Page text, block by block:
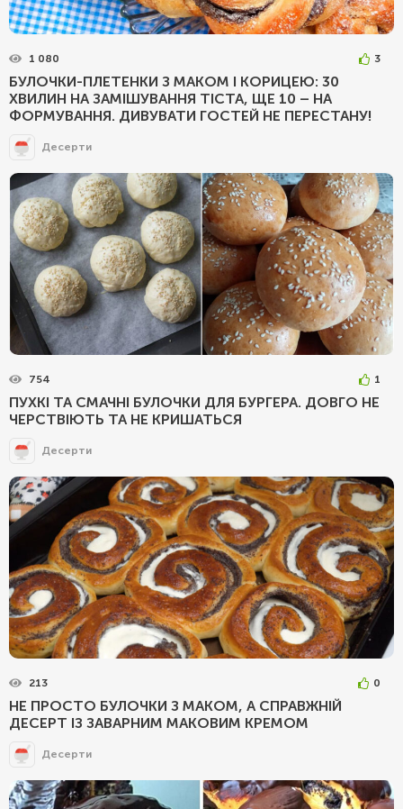
1 080 3
БУЛОЧКИ-ПЛЕТЕНКИ З МАКОМ І КОРИЦЕЮ: 30
ХВИЛИН НА ЗАМІШУВАННЯ ТІСТА, ЩЕ 10 – НА
ФОРМУВАННЯ. ДИВУВАТИ ГОСТЕЙ НЕ ПЕРЕСТАНУ!
Десерти
754 1
ПУХКІ ТА СМАЧНІ БУЛОЧКИ ДЛЯ БУРГЕРА. ДОВГО НЕ
ЧЕРСТВІЮТЬ ТА НЕ КРИШАТЬСЯ
Десерти
213 0
НЕ ПРОСТО БУЛОЧКИ З МАКОМ, А СПРАВЖНІЙ
ДЕСЕРТ ІЗ ЗАВАРНИМ МАКОВИМ КРЕМОМ
Десерти